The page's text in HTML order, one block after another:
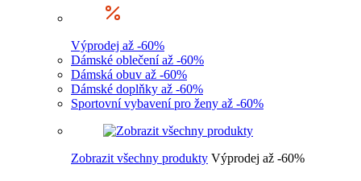
Výprodej až -60%
Dámské oblečení až -60%
Dámská obuv až -60%
Dámské doplňky až -60%
Sportovní vybavení pro ženy až -60%
Zobrazit všechny produkty Výprodej až -60%